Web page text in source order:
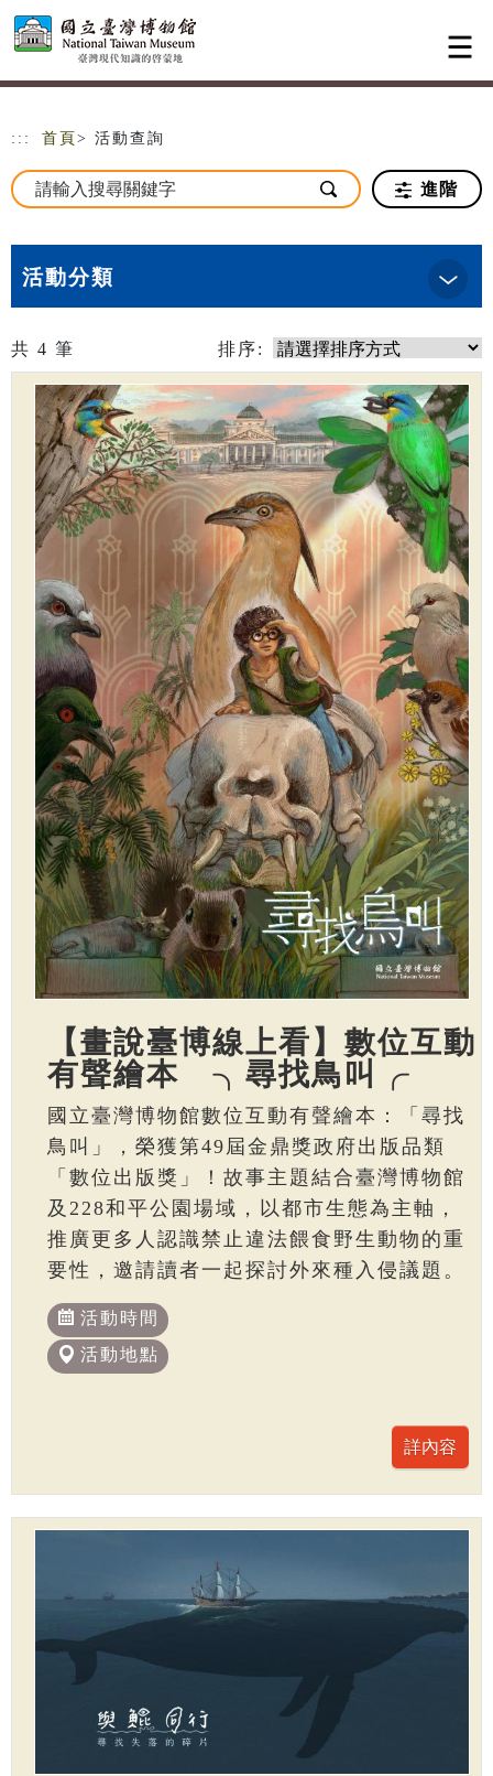
跳到主要內容
網站導覽
::: 首頁 > 活動查詢
進階
活動分類
共 4 筆 排序:
【畫說臺博線上看】數位互動
有聲繪本 ╮尋找鳥叫╭
國立臺灣博物館數位互動有聲繪本：「尋找
鳥叫」，榮獲第49屆金鼎獎政府出版品類
「數位出版獎」！故事主題結合臺灣博物館
及228和平公園場域，以都市生態為主軸，
推廣更多人認識禁止違法餵食野生動物的重
要性，邀請讀者一起探討外來種入侵議題。
活動時間
活動地點